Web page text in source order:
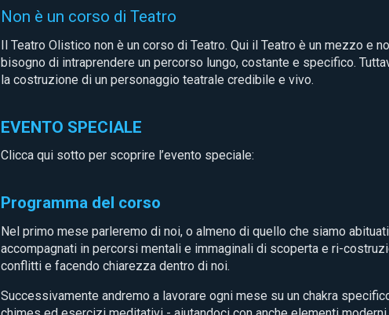
Non è un corso di Teatro
Il Teatro Olistico non è un corso di Teatro. Qui il Teatro è un mezzo e
bisogno di intraprendere un percorso lungo, costante e specifico.
la costruzione di un personaggio teatrale credibile e vivo.
EVENTO SPECIALE
Clicca qui sotto per scoprire l’evento speciale:
Programma del corso
Nel primo mese parleremo di noi, o almeno di quello che siamo
accompagnati in percorsi mentali e immaginali di scoperta e ri-
conflitti e facendo chiarezza dentro di noi.
Successivamente andremo a lavorare ogni mese su un chakra